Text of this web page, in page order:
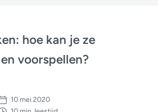
hoe kan je ze
voorspellen?
10 mei 2020